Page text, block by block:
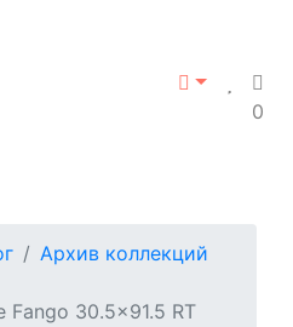
0
Архив коллекций
Fango 30.5x91.5 RT